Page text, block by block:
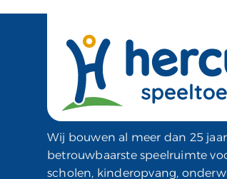
Wij bouwen al meer dan 25
betrouwbaarste speelruimte
scholen, kinderopvang,